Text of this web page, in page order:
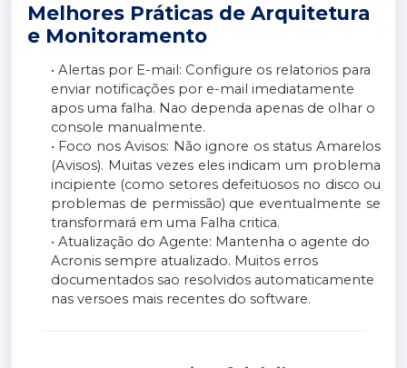
Melhores Práticas de Arquitetura
e Monitoramento
• Alertas por E-mail: Configure os relatorios para
enviar notificações por e-mail imediatamente
apos uma falha. Nao dependa apenas de olhar o
console manualmente.
• Foco nos Avisos: Não ignore os status Amarelos
(Avisos). Muitas vezes eles indicam um problema
incipiente (como setores defeituosos no disco ou
problemas de permissão) que eventualmente se
transformará em uma Falha critica.
• Atualização do Agente: Mantenha o agente do
Acronis sempre atualizado. Muitos erros
documentados sao resolvidos automaticamente
nas versoes mais recentes do software.